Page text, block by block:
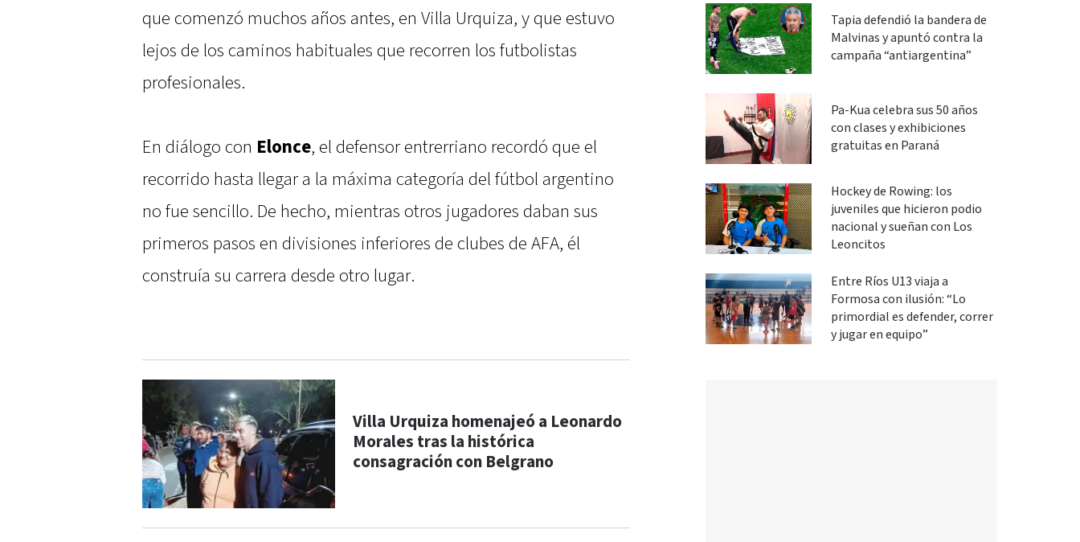
que comenzó muchos años antes, en Villa Urquiza, y que estuvo
lejos de los caminos habituales que recorren los futbolistas
profesionales.
En diálogo con Elonce, el defensor entrerriano recordó que el
recorrido hasta llegar a la máxima categoría del fútbol argentino
no fue sencillo. De hecho, mientras otros jugadores daban sus
primeros pasos en divisiones inferiores de clubes de AFA, él
construía su carrera desde otro lugar.
Villa Urquiza homenajeó a Leonardo
Morales tras la histórica
consagración con Belgrano
Tapia defendió la bandera de
Malvinas y apuntó contra la
campaña “antiargentina”
Pa-Kua celebra sus 50 años
con clases y exhibiciones
gratuitas en Paraná
Hockey de Rowing: los
juveniles que hicieron podio
nacional y sueñan con Los
Leoncitos
Entre Ríos U13 viaja a
Formosa con ilusión: “Lo
primordial es defender, correr
y jugar en equipo”